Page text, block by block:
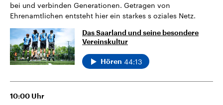
bei und verbinden Generationen. Getragen von
Ehrenamtlichen entsteht hier ein starkes s oziales Netz.
Das Saarland und seine besondere
Vereinskultur
Hören 44:13
10:00 Uhr